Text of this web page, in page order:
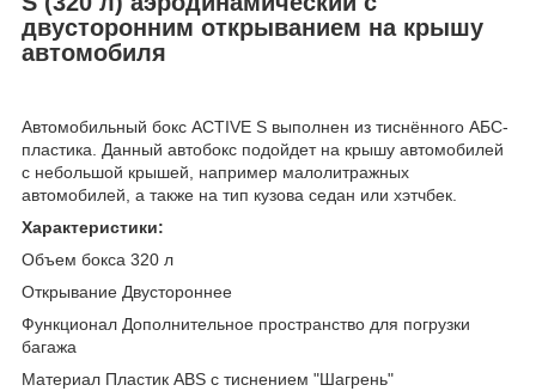
двусторонним открыванием на крышу
автомобиля
Автомобильный бокс ACTIVE S выполнен из тиснённого АБС-
пластика. Данный автобокс подойдет на крышу автомобилей
с небольшой крышей, например малолитражных
автомобилей, а также на тип кузова седан или хэтчбек.
Характеристики:
Объем бокса 320 л
Открывание Двустороннее
Функционал Дополнительное пространство для погрузки
багажа
Материал Пластик ABS с тиснением "Шагрень"